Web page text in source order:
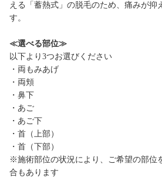
える「蓄熱式」の脱毛のため、痛みが抑
す。
≪選べる部位≫
以下より3つお選びください
・両もみあげ
・両頬
・鼻下
・あご
・あご下
・首（上部）
・首（下部）
※施術部位の状況により、ご希望の部位
合もあります